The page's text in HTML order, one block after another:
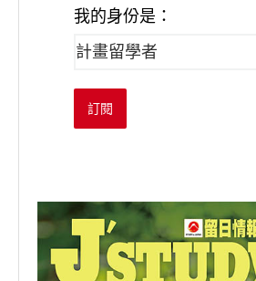
我的身份是：
訂閱